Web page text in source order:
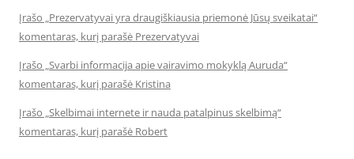
Įrašo „Prezervatyvai yra draugiškiausia priemonė Jūsų sveikatai“
komentaras, kurį parašė Prezervatyvai
Įrašo „Svarbi informacija apie vairavimo mokyklą Auruda“
komentaras, kurį parašė Kristina
Įrašo „Skelbimai internete ir nauda patalpinus skelbimą“
komentaras, kurį parašė Robert